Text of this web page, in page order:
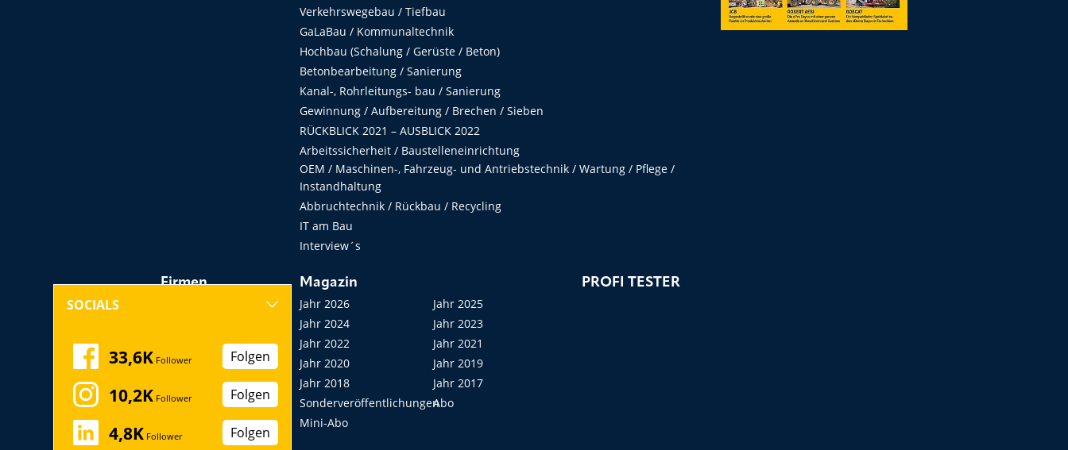
Verkehrswegebau / Tiefbau
GaLaBau / Kommunaltechnik
Hochbau (Schalung / Gerüste / Beton)
Betonbearbeitung / Sanierung
Kanal-, Rohrleitungs- bau / Sanierung
Gewinnung / Aufbereitung / Brechen / Sieben
RÜCKBLICK 2021 – AUSBLICK 2022
Arbeitssicherheit / Baustelleneinrichtung
OEM / Maschinen-, Fahrzeug- und Antriebstechnik / Wartung / Pflege /
Instandhaltung
Abbruchtechnik / Rückbau / Recycling
IT am Bau
Interview´s
Firmen
Messen, Seminare,
Kongresse
Startup
Magazin
Jahr 2026
Jahr 2025
Jahr 2024
Jahr 2023
Jahr 2022
Jahr 2021
Jahr 2020
Jahr 2019
Jahr 2018
Jahr 2017
SonderveröffentlichungenAbo
Mini-Abo
PROFI TESTER
SOCIALS
33,6K Follower Folgen
10,2K Follower Folgen
4,8K Follower Folgen